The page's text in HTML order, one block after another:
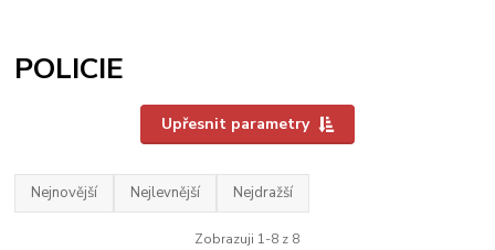
POLICIE
Upřesnit parametry
Nejnovější Nejlevnější Nejdražší
Zobrazuji 1-8 z 8